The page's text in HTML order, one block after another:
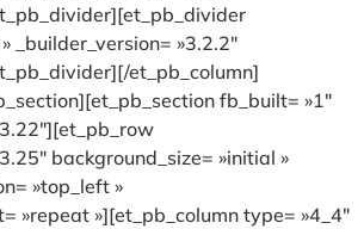
_builder_version= »3.2.2″
et_pb_column]
fb_built= »1″
background_size= »initial »
»top_left »
»repeat »][et_pb_column type= »4_4″